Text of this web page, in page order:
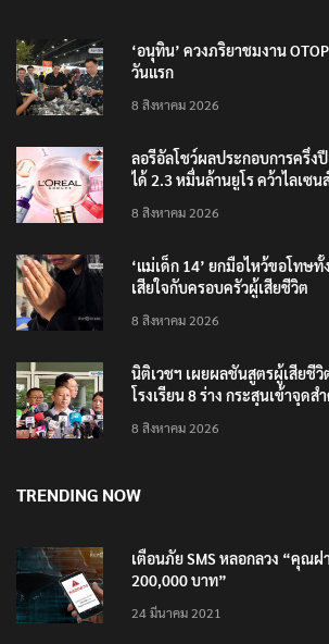
‘อนุทิน’ ควงภริยาชมงาน
วันแรก
8 สิงหาคม 2026
ลอรีอัลโชว์ผลประกอบการครึ่ง
ได้ 2.3 หมื่นล้านยูโร คว้าไลเซน
8 สิงหาคม 2026
‘แม่เด็ก 14’ ยกมือไหว้ขอโทษ
เสียใจกับครอบครัวผู้เสียชีวิต
8 สิงหาคม 2026
นิติเวชฯ เผยผลชันสูตรผู้เสียชี
โรงเรียน 8 ร่าง กระสุนเข้าจุด
8 สิงหาคม 2026
TRENDING NOW
เตือนภัย SMS หลอกลวง “คุณฝ
200,000 บาท”
24 มีนาคม 2021